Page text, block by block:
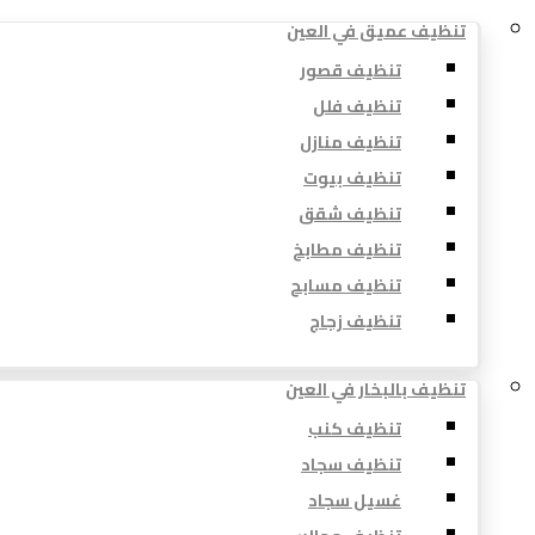
تنظيف عميق في العين
تنظيف قصور
تنظيف فلل
تنظيف منازل
تنظيف بيوت
تنظيف شقق
تنظيف مطابخ
تنظيف مسابح
تنظيف زجاج
تنظيف بالبخار في العين
تنظيف كنب
تنظيف سجاد
غسيل سجاد